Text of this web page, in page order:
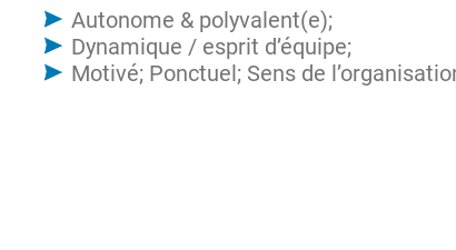
Autonome & polyvalent(e);
Dynamique / esprit d’équipe;
Motivé; Ponctuel; Sens de